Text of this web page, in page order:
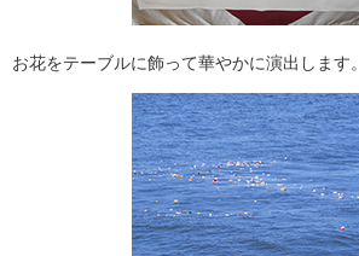
お花をテーブルに飾って華やかに演出します。